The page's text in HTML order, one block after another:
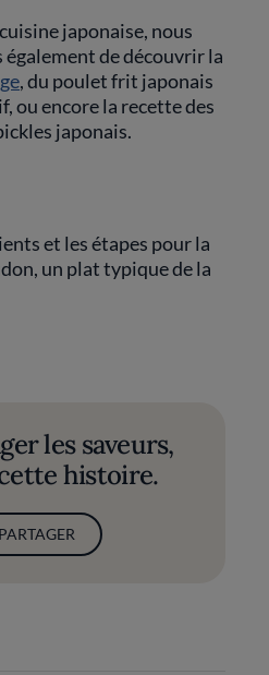
japonaise, nous
de découvrir la
, du poulet frit japonais
ou encore la recette des
japonais.
et les étapes pour la
un plat typique de la
les saveurs,
histoire.
PARTAGER